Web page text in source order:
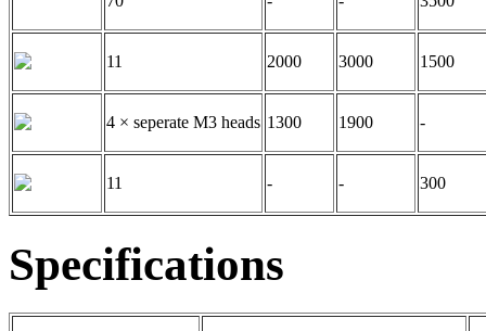
11 2000 3000 1500
4 × seperate M3 heads 1300 1900 -
11 - - 300
Specifications